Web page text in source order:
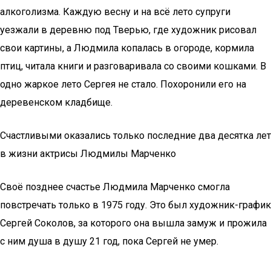
алкоголизма. Каждую весну и на всё лето супруги
уезжали в деревню под Тверью, где художник рисовал
свои картины, а Людмила копалась в огороде, кормила
птиц, читала книги и разговаривала со своими кошками. В
одно жаркое лето Сергея не стало. Похоронили его на
деревенском кладбище.
Счастливыми оказались только последние два десятка лет
в жизни актрисы Людмилы Марченко
Своё позднее счастье Людмила Марченко смогла
повстречать только в 1975 году. Это был художник-график
Сергей Соколов, за которого она вышла замуж и прожила
с ним душа в душу 21 год, пока Сергей не умер.